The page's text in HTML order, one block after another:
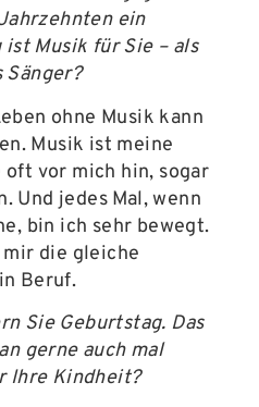
ein
Musik für Sie – als
Sänger?
ohne Musik kann
Musik ist meine
oft vor mich hin, sogar
Und jedes Mal, wenn
bin ich sehr bewegt.
die gleiche
Beruf.
Sie Geburtstag. Das
gerne auch mal
Ihre Kindheit?